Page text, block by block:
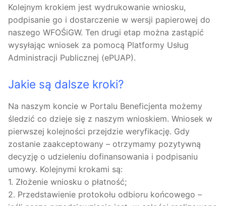
Kolejnym krokiem jest wydrukowanie wniosku,
podpisanie go i dostarczenie w wersji papierowej do
naszego WFOŚiGW. Ten drugi etap można zastąpić
wysyłając wniosek za pomocą Platformy Usług
Administracji Publicznej (ePUAP).
Jakie są dalsze kroki?
Na naszym koncie w Portalu Beneficjenta możemy
śledzić co dzieje się z naszym wnioskiem. Wniosek w
pierwszej kolejności przejdzie weryfikację. Gdy
zostanie zaakceptowany – otrzymamy pozytywną
decyzję o udzieleniu dofinansowania i podpisaniu
umowy. Kolejnymi krokami są:
1. Złożenie wniosku o płatność;
2. Przedstawienie protokołu odbioru końcowego –